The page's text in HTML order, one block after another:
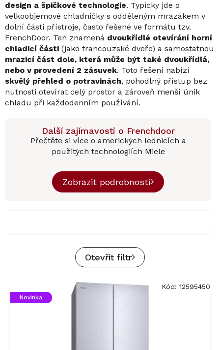
design a špičkové technologie. Typicky jde o
velkoobjemové chladničky s odděleným mrazákem v
dolní části přístroje, často řešené ve formátu tzv.
FrenchDoor. Ten znamená dvoukřídlé otevírání horní
chladicí části (jako francouzské dveře) a samostatnou
mrazicí část dole, která může být také dvoukřídlá,
nebo v provedení 2 zásuvek. Toto řešení nabízí
skvělý přehled o potravinách, pohodlný přístup bez
nutnosti otevírat celý prostor a zároveň menší únik
chladu při každodenním používání.
Další zajímavosti o Frenchdoor
Přečtěte si více o amerických lednicích a
použitých technologiích Miele
Zobrazit podrobnosti
Otevřít filtr
p
Novinka
Kód: 12595450